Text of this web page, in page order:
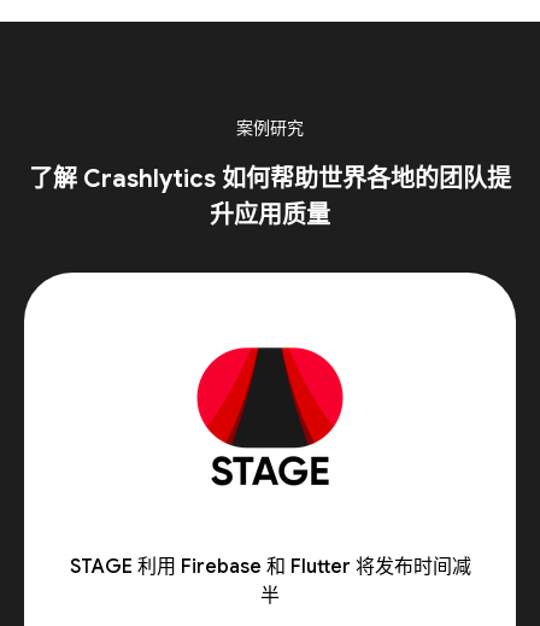
案例研究
了解 Crashlytics 如何帮助世界各地的团队提
升应用质量
STAGE 利用 Firebase 和 Flutter 将发布时间减
半